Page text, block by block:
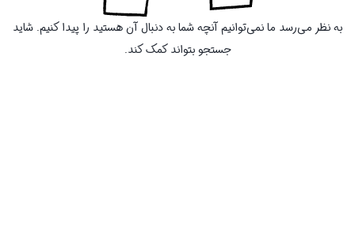
به نظر می‌رسد ما نمی‌توانیم آنچه شما به دنبال آن هستید را پیدا کنیم. شاید
جستجو بتواند کمک کند.